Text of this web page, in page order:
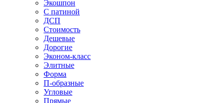
Экошпон
С патиной
ДСП
Стоимость
Дешевые
Дорогие
Эконом-класс
Элитные
Форма
П-образные
Угловые
Прямые